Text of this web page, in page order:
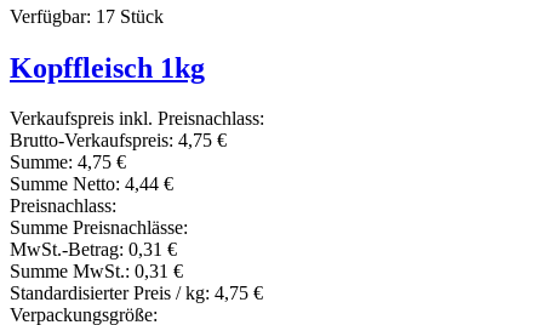
Verfügbar: 17 Stück
Kopffleisch 1kg
Verkaufspreis inkl. Preisnachlass:
Brutto-Verkaufspreis: 4,75 €
Summe: 4,75 €
Summe Netto: 4,44 €
Preisnachlass:
Summe Preisnachlässe:
MwSt.-Betrag: 0,31 €
Summe MwSt.: 0,31 €
Standardisierter Preis / kg: 4,75 €
Verpackungsgröße: